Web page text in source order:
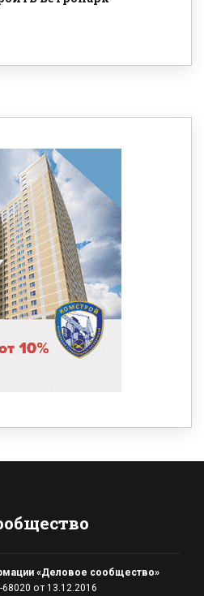
«Деловое сообщество»
от 13.12.2016